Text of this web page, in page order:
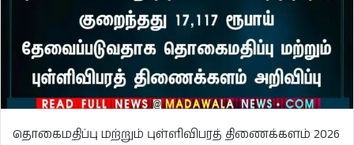
தொகைமதிப்பு மற்றும் புள்ளிவிபரத் திணைக்களம் 2026